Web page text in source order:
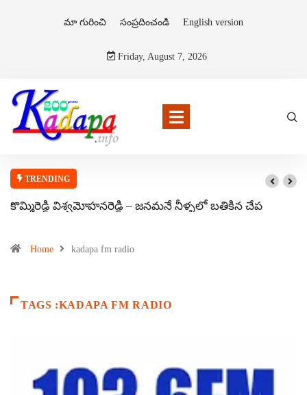
మా గురించి సంప్రదించండి English version
Friday, August 7, 2026
TRENDING
కొమ్మిరెడ్డి విశ్వమోహనరెడ్డి – జనమనే నీళ్ళలో బతికిన చేప
Home kadapa fm radio
TAGS :KADAPA FM RADIO